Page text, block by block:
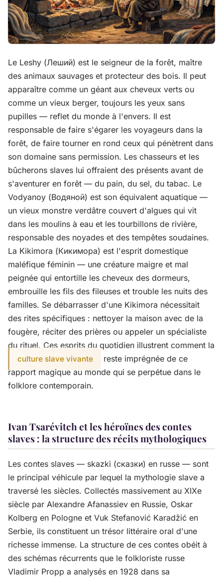
Le Leshy (Леший) est le seigneur de la forêt, maître
des animaux sauvages et protecteur des bois. Il peut
apparaître comme un géant aux cheveux verts ou
comme un vieux berger, toujours les yeux sans
pupilles — reflet du monde à l'envers. Il est
responsable de faire s'égarer les voyageurs dans la
forêt, de faire tourner en rond ceux qui pénètrent dans
son domaine sans permission. Les chasseurs et les
bûcherons slaves lui offraient des présents avant de
s'aventurer en forêt — du pain, du sel, du tabac. Le
Vodyanoy (Водяной) est son équivalent aquatique —
un vieux monstre verdâtre couvert d'algues qui vit
dans les moulins à eau et les tourbillons de rivière,
responsable des noyades et des tempêtes soudaines.
La Kikimora (Кикимора) est l'esprit domestique
maléfique féminin — une créature maigre et mal
peignée qui entortille les cheveux des dormeurs,
embrouille les fils des fileuses et trouble les nuits des
familles. Se débarrasser d'une Kikimora nécessitait
des rites spécifiques : nettoyer la maison avec de la
fougère, réciter des prières ou appeler un spécialiste
du rituel. Ces esprits du quotidien illustrent comment la
culture slave vivante
reste imprégnée de ce
rapport magique au monde qui se perpétue dans le
folklore contemporain.
Ivan Tsarévitch et les héroïnes des contes
slaves : la structure des récits mythologiques
Les contes slaves — skazki (сказки) en russe — sont
le principal véhicule par lequel la mythologie slave a
traversé les siècles. Collectés massivement au XIXe
siècle par Alexandre Afanassiev en Russie, Oskar
Kolberg en Pologne et Vuk Stefanović Karadžić en
Serbie, ils constituent un trésor littéraire oral d'une
richesse immense. La structure de ces contes obéit à
des schémas récurrents que le folkloriste russe
Vladimir Propp a analysés en 1928 dans sa